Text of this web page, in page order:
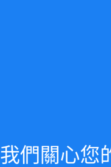
我們關心您